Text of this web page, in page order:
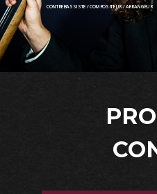
CONTREBASSISTE / COMPOSITEUR / ARRANGEUR